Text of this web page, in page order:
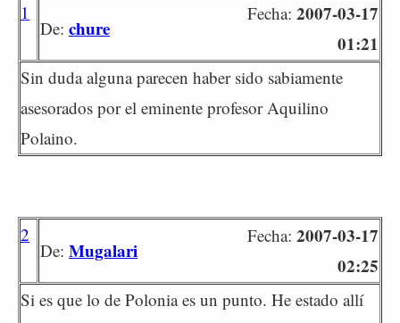
1
De: chure
Fecha: 2007-03-17
01:21
Sin duda alguna parecen haber sido sabiamente
asesorados por el eminente profesor Aquilino
Polaino.
2
De: Mugalari
Fecha: 2007-03-17
02:25
Si es que lo de Polonia es un punto. He estado allí